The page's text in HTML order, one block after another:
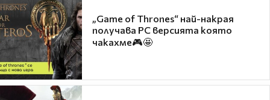
„Game of Thrones“ най-накрая
получава PC версията която
чакахме🎮🤩